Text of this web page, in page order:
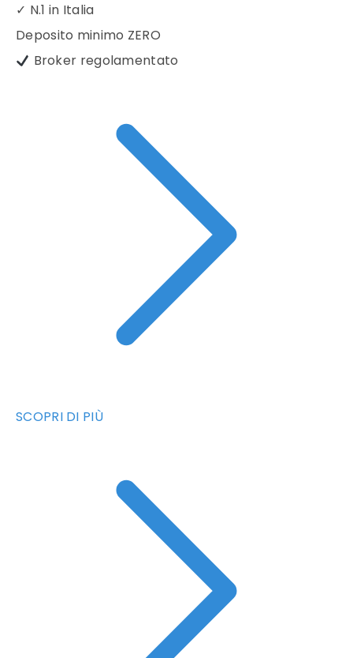
✓ N.1 in Italia
Deposito minimo ZERO
Broker regolamentato
SCOPRI DI PIÙ